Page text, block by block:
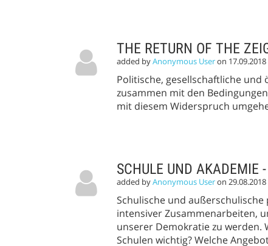
THE RETURN OF THE
added byAnonymous Useron 17.09.2018
Politische, gesellschaftliche
zusammen mit den
mit diesem Widerspruch
SCHULE UND AKADEMIE
added byAnonymous Useron 29.08.2018
Schulische und
intensiver Zusammenarbeiten,
unserer Demokratie zu werden.
Schulen wichtig? Welche